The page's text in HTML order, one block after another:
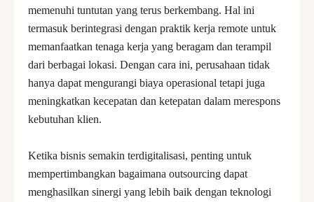
memenuhi tuntutan yang terus berkembang. Hal ini
termasuk berintegrasi dengan praktik kerja remote untuk
memanfaatkan tenaga kerja yang beragam dan terampil
dari berbagai lokasi. Dengan cara ini, perusahaan tidak
hanya dapat mengurangi biaya operasional tetapi juga
meningkatkan kecepatan dan ketepatan dalam merespons
kebutuhan klien.
Ketika bisnis semakin terdigitalisasi, penting untuk
mempertimbangkan bagaimana outsourcing dapat
menghasilkan sinergi yang lebih baik dengan teknologi